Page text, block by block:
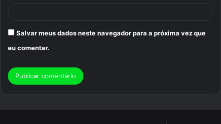
Salvar meus dados neste navegador para a próxima vez que
eu comentar.